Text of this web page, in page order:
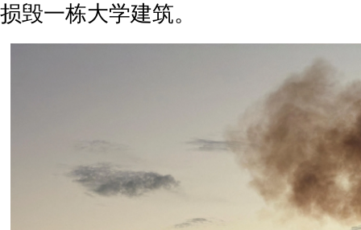
损毁一栋大学建筑。